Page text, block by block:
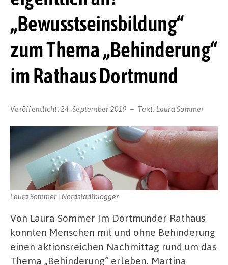
„Bewusstseinsbildung“
zum Thema „Behinderung“
im Rathaus Dortmund
Veröffentlicht:24. September 2019 Text: Laura Sommer
Laura Sommer | Nordstadtblogger
Von Laura Sommer Im Dortmunder Rathaus
konnten Menschen mit und ohne Behinderung
einen aktionsreichen Nachmittag rund um das
Thema „Behinderung“ erleben. Martina